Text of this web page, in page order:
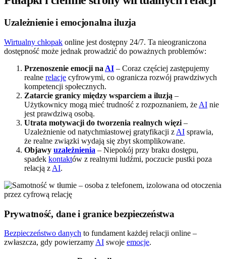
Uzależnienie i emocjonalna iluzja
Wirtualny chłopak online jest dostępny 24/7. Ta nieograniczona
dostępność może jednak prowadzić do poważnych problemów:
Przenoszenie emocji na AI – Coraz częściej zastępujemy
realne relacje cyfrowymi, co ogranicza rozwój prawdziwych
kompetencji społecznych.
Zatarcie granicy między wsparciem a iluzją –
Użytkownicy mogą mieć trudność z rozpoznaniem, że AI nie
jest prawdziwą osobą.
Utrata motywacji do tworzenia realnych więzi –
Uzależnienie od natychmiastowej gratyfikacji z AI sprawia,
że realne związki wydają się zbyt skomplikowane.
Objawy uzależnienia – Niepokój przy braku dostępu,
spadek kontaktów z realnymi ludźmi, poczucie pustki poza
relacją z AI.
Prywatność, dane i granice bezpieczeństwa
Bezpieczeństwo danych to fundament każdej relacji online –
zwłaszcza, gdy powierzamyAI swoje emocje.